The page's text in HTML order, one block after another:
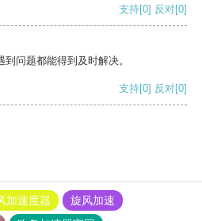
支持[0] 反对[0]
问题都能得到及时解决。
支持[0] 反对[0]
加速度器
旋风加速